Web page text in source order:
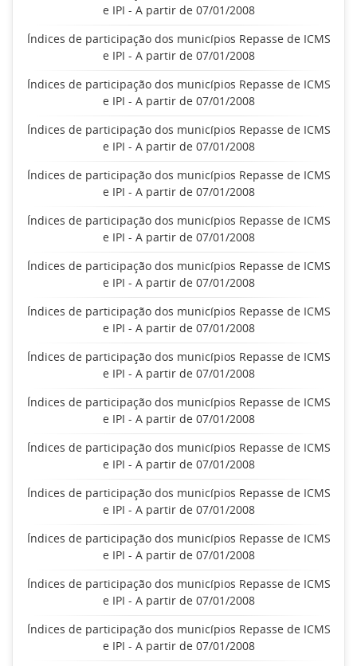
e IPI - A partir de 07/01/2008
Índices de participação dos municípios Repasse de ICMS
e IPI - A partir de 07/01/2008
Índices de participação dos municípios Repasse de ICMS
e IPI - A partir de 07/01/2008
Índices de participação dos municípios Repasse de ICMS
e IPI - A partir de 07/01/2008
Índices de participação dos municípios Repasse de ICMS
e IPI - A partir de 07/01/2008
Índices de participação dos municípios Repasse de ICMS
e IPI - A partir de 07/01/2008
Índices de participação dos municípios Repasse de ICMS
e IPI - A partir de 07/01/2008
Índices de participação dos municípios Repasse de ICMS
e IPI - A partir de 07/01/2008
Índices de participação dos municípios Repasse de ICMS
e IPI - A partir de 07/01/2008
Índices de participação dos municípios Repasse de ICMS
e IPI - A partir de 07/01/2008
Índices de participação dos municípios Repasse de ICMS
e IPI - A partir de 07/01/2008
Índices de participação dos municípios Repasse de ICMS
e IPI - A partir de 07/01/2008
Índices de participação dos municípios Repasse de ICMS
e IPI - A partir de 07/01/2008
Índices de participação dos municípios Repasse de ICMS
e IPI - A partir de 07/01/2008
Índices de participação dos municípios Repasse de ICMS
e IPI - A partir de 07/01/2008